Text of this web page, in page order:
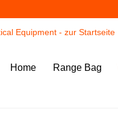
Home Range Bag